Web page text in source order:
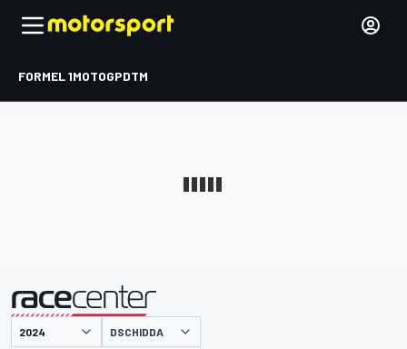
FORMEL 1MOTOGPDTM
DSCHIDDA